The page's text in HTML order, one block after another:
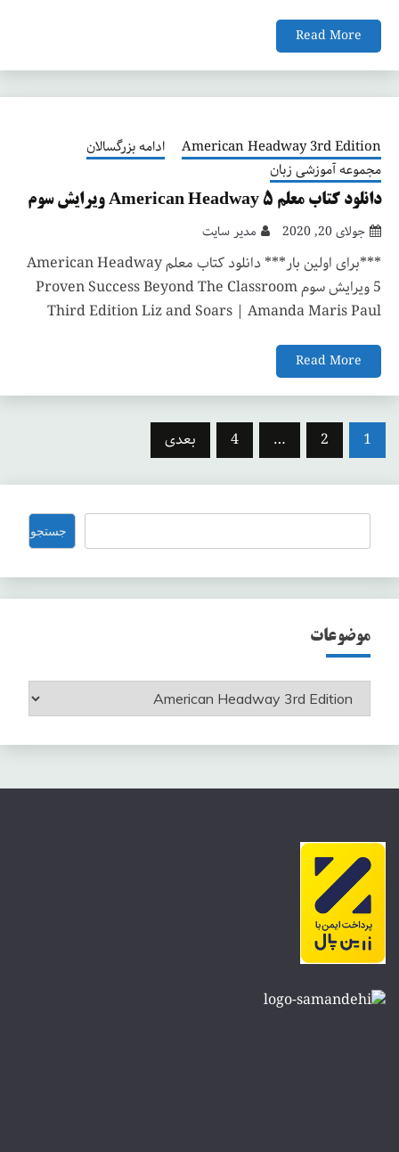
Read More
American Headway 3rd Edition
ادامه بزرگسالان
مجموعه آموزشی زبان
دانلود کتاب معلم American Headway 5 ویرایش سوم
جولای 20, 2020 مدیر سایت
***برای اولین بار*** دانلود کتاب معلم American Headway
5 ویرایش سوم Proven Success Beyond The Classroom
Third Edition Liz and Soars | Amanda Maris Paul
Read More
صفحه‌بندی
1
2
…
4 بعدی
جستجو جستجو
موضوعات
موضوعات